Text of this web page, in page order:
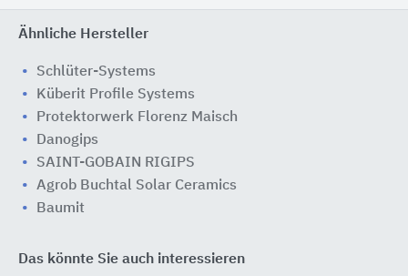
Ähnliche Hersteller
Schlüter-Systems
Küberit Profile Systems
Protektorwerk Florenz Maisch
Danogips
SAINT-GOBAIN RIGIPS
Agrob Buchtal Solar Ceramics
Baumit
Das könnte Sie auch interessieren